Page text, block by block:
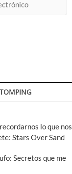
lo que nos
Stars Over Sand
Secretos que me